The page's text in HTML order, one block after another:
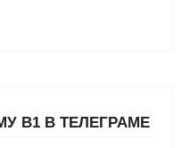
В1 В ТЕЛЕГРАМЕ